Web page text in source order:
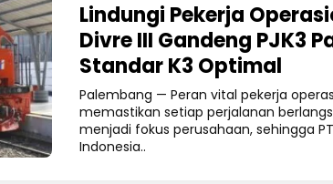
Lindungi Pekerja
Divre III Gandeng PJK3
Standar K3 Optimal
Palembang — Peran vital pekerja
memastikan setiap perjalanan
menjadi fokus perusahaan, sehingga
Indonesia..